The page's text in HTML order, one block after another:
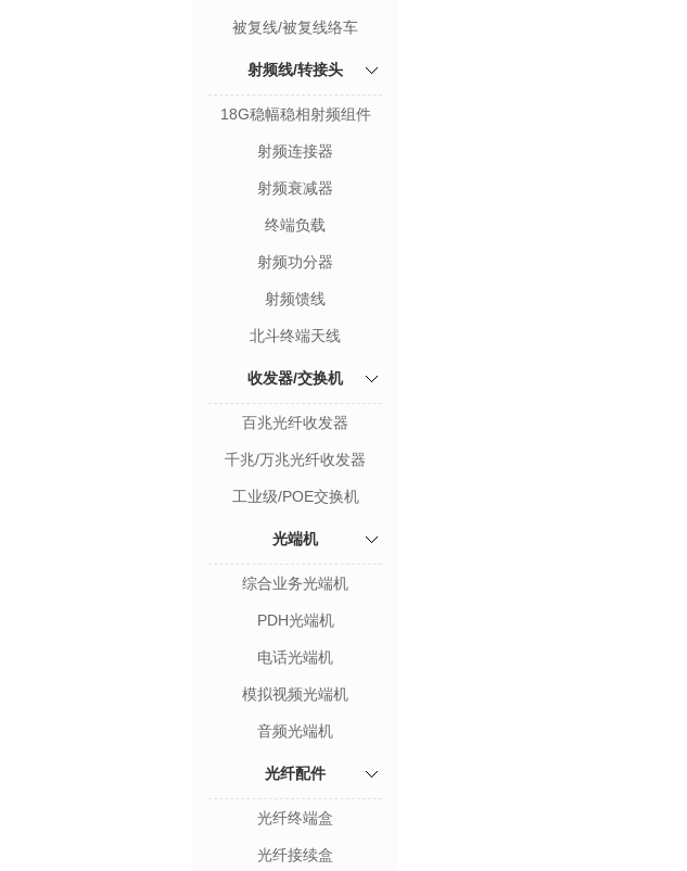
被复线/被复线络车
射频线/转接头
18G稳幅稳相射频组件
射频连接器
射频衰减器
终端负载
射频功分器
射频馈线
北斗终端天线
收发器/交换机
百兆光纤收发器
千兆/万兆光纤收发器
工业级/POE交换机
光端机
综合业务光端机
PDH光端机
电话光端机
模拟视频光端机
音频光端机
光纤配件
光纤终端盒
光纤接续盒